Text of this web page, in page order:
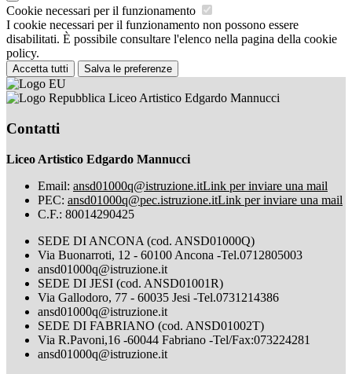
Cookie necessari per il funzionamento
I cookie necessari per il funzionamento non possono essere
disabilitati. È possibile consultare l'elenco nella pagina della cookie
policy.
Accetta tutti Salva le preferenze
Liceo Artistico Edgardo Mannucci
Contatti
Liceo Artistico Edgardo Mannucci
Email: ansd01000q@istruzione.itLink per inviare una mail
PEC: ansd01000q@pec.istruzione.itLink per inviare una mail
C.F.: 80014290425
SEDE DI ANCONA (cod. ANSD01000Q)
Via Buonarroti, 12 - 60100 Ancona -Tel.0712805003
ansd01000q@istruzione.it
SEDE DI JESI (cod. ANSD01001R)
Via Gallodoro, 77 - 60035 Jesi -Tel.0731214386
ansd01000q@istruzione.it
SEDE DI FABRIANO (cod. ANSD01002T)
Via R.Pavoni,16 -60044 Fabriano -Tel/Fax:073224281
ansd01000q@istruzione.it